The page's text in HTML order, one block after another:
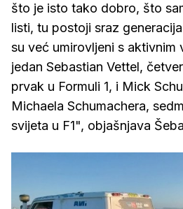
što je isto tako dobro, što
listi, tu postoji sraz
su već umirovljeni s aktivnim
jedan Sebastian Vettel,
prvak u Formuli 1, i Mick
Michaela Schumachera,
svijeta u F1", objašnjava